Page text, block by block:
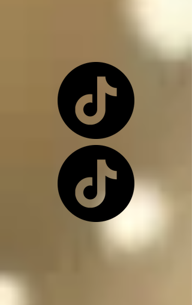
Los ángeles y los
arcángeles son los
únicos seres de la
creación que, siendo
inocentes, pueden ir a
este infierno donde
nos encontramos,
(ángeles caídos) y su
es purificar a las almas